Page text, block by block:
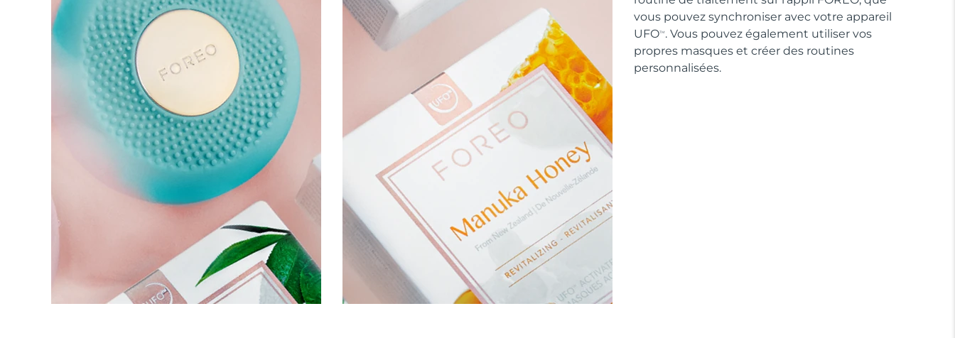
vous pouvez synchroniser avec votre appareil
UFOTM . Vous pouvez également utiliser vos
propres masques et créer des routines
personnalisées.